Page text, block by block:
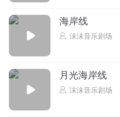
海岸线
沫沫音乐剧场
月光海岸线
沫沫音乐剧场